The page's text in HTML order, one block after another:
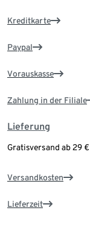
Kreditkarte
Paypal
Vorauskasse
Zahlung in der Filiale
Lieferung
Gratisversand ab 29
Versandkosten
Lieferzeit